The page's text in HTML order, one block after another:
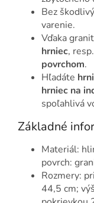
Bez
varenie.
Vďaka
hrniec, resp.
povrchom.
Hľadáte
hrniec na
spoľahlivá
Základné
Materiál:
povrch:
Rozmery:
44,5 cm;